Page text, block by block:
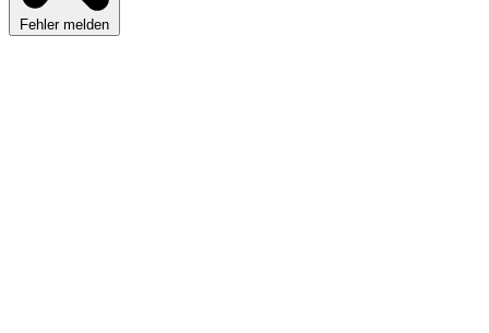
Fehler melden